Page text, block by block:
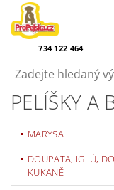
734 122 464
PELÍŠKY A
MARYSA
DOUPATA, IGLÚ,
KUKANĚ